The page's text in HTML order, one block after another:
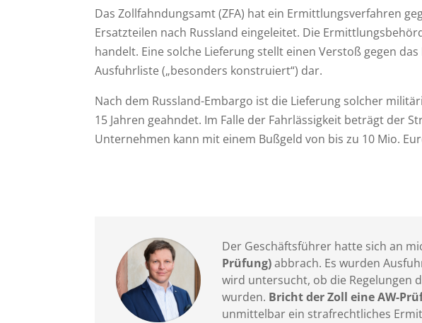
Das Zollfahndungsamt (ZFA) hat ein Ermittlungsverfahren
Ersatzteilen nach Russland eingeleitet. Die
handelt. Eine solche Lieferung stellt einen Verstoß gegen
Ausfuhrliste („besonders konstruiert“) dar.
Nach dem Russland-Embargo ist die Lieferung solcher
15 Jahren geahndet. Im Falle der Fahrlässigkeit beträgt der
Unternehmen kann mit einem Bußgeld von bis zu 10 Mio.
Der Geschäftsführer hatte sich an
Prüfung)abbrach. Es wurden
wird untersucht, ob die Regelungen
wurden. Bricht der Zoll eine AW-
unmittelbar ein strafrechtliches